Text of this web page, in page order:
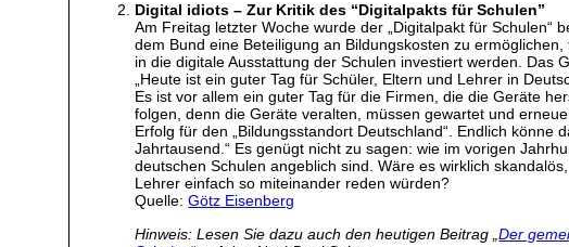
Digital idiots – Zur Kritik des “Digitalpakts für Schulen”
Am Freitag letzter Woche wurde der „Digitalpakt für
dem Bund eine Beteiligung an Bildungskosten zu
in die digitale Ausstattung der Schulen investiert werden. Das
„Heute ist ein guter Tag für Schüler, Eltern und Lehrer in
Es ist vor allem ein guter Tag für die Firmen, die die Geräte
folgen, denn die Geräte veralten, müssen gewartet und
Erfolg für den „Bildungsstandort Deutschland“. Endlich
Jahrtausend.“ Es genügt nicht zu sagen: wie im vorigen
deutschen Schulen angeblich sind. Wäre es wirklich
Lehrer einfach so miteinander reden würden?
Quelle:Götz Eisenberg
Hinweis: Lesen Sie dazu auch den heutigen Beitrag „Der